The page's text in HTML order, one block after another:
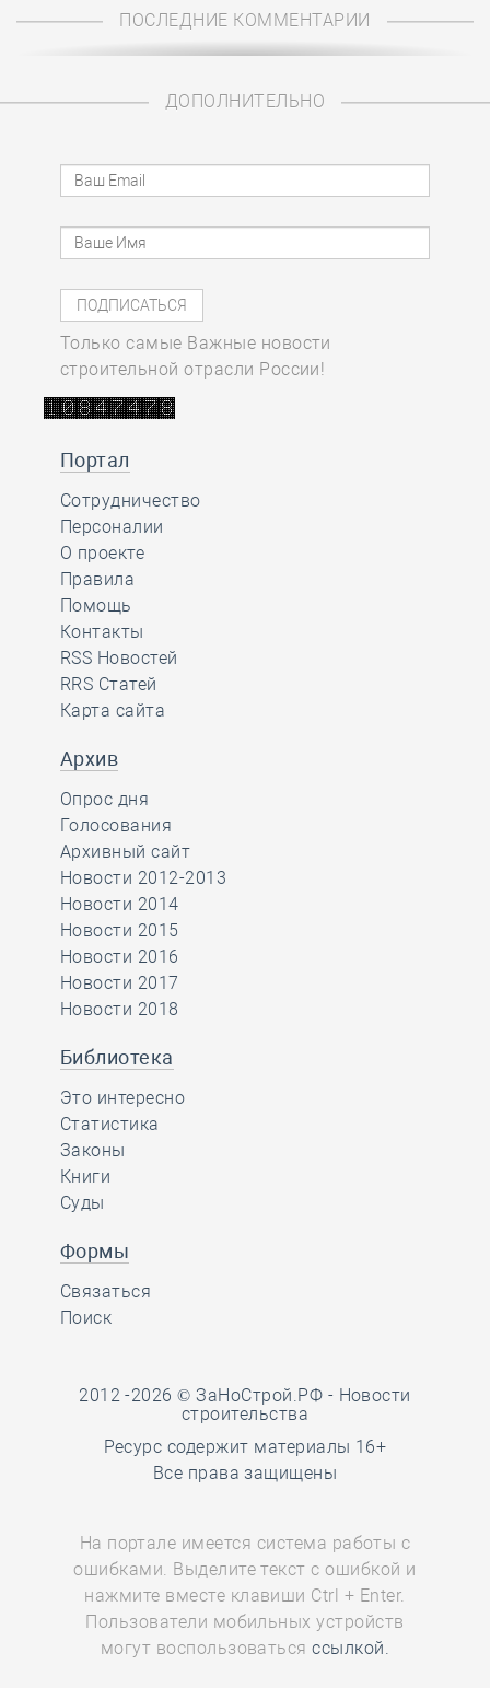
ПОСЛЕДНИЕ КОММЕНТАРИИ
ДОПОЛНИТЕЛЬНО
Только самые Важные новости
строительной отрасли России!
Портал
Сотрудничество
Персоналии
О проекте
Правила
Помощь
Контакты
RSS Новостей
RRS Статей
Карта сайта
Архив
Опрос дня
Голосования
Архивный сайт
Новости 2012-2013
Новости 2014
Новости 2015
Новости 2016
Новости 2017
Новости 2018
Библиотека
Это интересно
Статистика
Законы
Книги
Суды
Формы
Связаться
Поиск
2012 -2026 © ЗаНоСтрой.РФ - Новости
строительства
Ресурс содержит материалы 16+
Все права защищены
На портале имеется система работы с
ошибками. Выделите текст с ошибкой и
нажмите вместе клавиши Ctrl + Enter.
Пользователи мобильных устройств
могут воспользоватьсяссылкой.